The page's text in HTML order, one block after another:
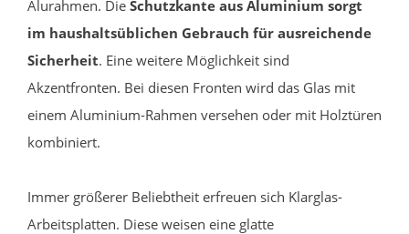
Alurahmen. Die Schutzkante aus Aluminium sorgt
im haushaltsüblichen Gebrauch für ausreichende
Sicherheit. Eine weitere Möglichkeit sind
Akzentfronten. Bei diesen Fronten wird das Glas mit
einem Aluminium-Rahmen versehen oder mit Holztüren
kombiniert.
Immer größerer Beliebtheit erfreuen sich Klarglas-
Arbeitsplatten. Diese weisen eine glatte